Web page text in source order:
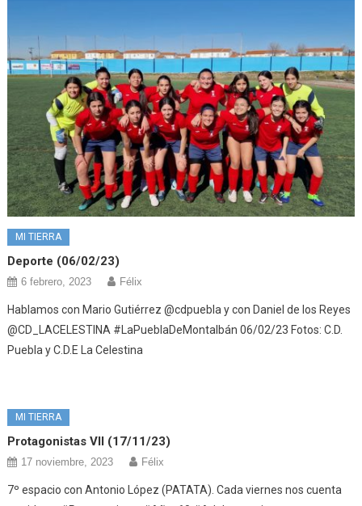
MI TIERRA
Deporte (06/02/23)
6 febrero, 2023 Félix
Hablamos con Mario Gutiérrez @cdpuebla y con Daniel de los Reyes
@CD_LACELESTINA #LaPueblaDeMontalbán 06/02/23 Fotos: C.D.
Puebla y C.D.E La Celestina
MI TIERRA
Protagonistas VII (17/11/23)
17 noviembre, 2023 Félix
7º espacio con Antonio López (PATATA). Cada viernes nos cuenta